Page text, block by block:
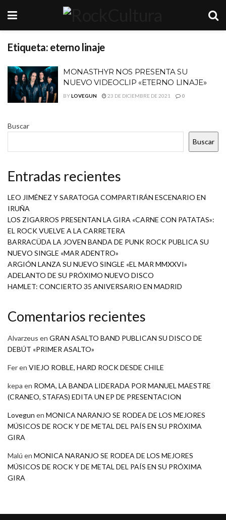
Etiqueta: eterno linaje
MONASTHYR NOS PRESENTA SU
NUEVO VIDEOCLIP «ETERNO LINAJE»
BYLOVEGUN 23 DE DICIEMBRE DE 2021 0
Buscar
Buscar
Entradas recientes
LEO JIMÉNEZ Y SARATOGA COMPARTIRÁN ESCENARIO EN
IRUÑA
LOS ZIGARROS PRESENTAN LA GIRA «CARNE CON PATATAS»:
EL ROCK VUELVE A LA CARRETERA
BARRACÜDA LA JOVEN BANDA DE PUNK ROCK PUBLICA SU
NUEVO SINGLE «MAR ADENTRO»
ARGIÓN LANZA SU NUEVO SINGLE «EL MAR MMXXVI»
ADELANTO DE SU PRÓXIMO NUEVO DISCO
HAMLET: CONCIERTO 35 ANIVERSARIO EN MADRID
Comentarios recientes
Alvarzeus en GRAN ASALTO BAND PUBLICAN SU DISCO DE
DEBÚT «PRIMER ASALTO»
Feren VIEJO ROBLE, HARD ROCK DESDE CHILE
kepa en ROMA, LA BANDA LIDERADA POR MANUEL MAESTRE
(CRANEO, STAFAS) EDITA UN EP DE PRESENTACION
Lovegun en MONICA NARANJO SE RODEA DE LOS MEJORES
MÚSICOS DE ROCK Y DE METAL DEL PAÍS EN SU PRÓXIMA
GIRA
Malú en MONICA NARANJO SE RODEA DE LOS MEJORES
MÚSICOS DE ROCK Y DE METAL DEL PAÍS EN SU PRÓXIMA
GIRA